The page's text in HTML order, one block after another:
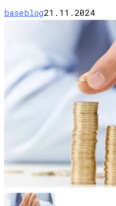
baseblog21.11.2024